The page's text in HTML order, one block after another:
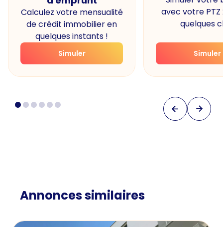
Calculez votre mensualité
de crédit immobilier en
quelques instants !
Simuler
avec votre PTZ
quelques
Simuler
Annonces similaires